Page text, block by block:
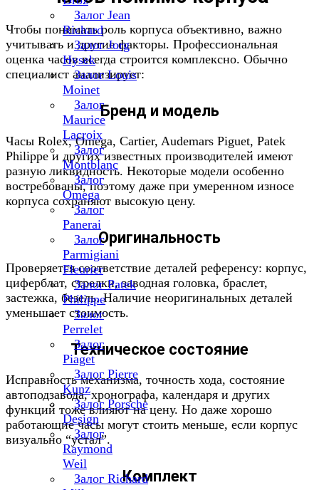
Залог Jean
Richard
Залог Jorg
Hysek
Залог Louis
Moinet
Залог
Maurice
Lacroix
Залог
Montblanc
Залог
Omega
Залог
Panerai
Залог
Parmigiani
Fleurier
Залог Patek
Philippe
Залог
Perrelet
Залог
Piaget
Залог Pierre
Kunz
Залог Porsche
Design
Залог
Raymond
Weil
Залог Richard
Чтобы понимать роль корпуса объективно, важно
учитывать и другие факторы. Профессиональная
оценка часов всегда строится комплексно. Обычно
специалист анализирует:
Бренд и модель
Часы Rolex, Omega, Cartier, Audemars Piguet, Patek
Philippe и других известных производителей имеют
разную ликвидность. Некоторые модели особенно
востребованы, поэтому даже при умеренном износе
корпуса сохраняют высокую цену.
Оригинальность
Проверяется соответствие деталей референсу: корпус,
циферблат, стрелки, заводная головка, браслет,
застежка, безель. Наличие неоригинальных деталей
уменьшает стоимость.
Техническое состояние
Исправность механизма, точность хода, состояние
автоподзавода, хронографа, календаря и других
функций тоже влияют на цену. Но даже хорошо
работающие часы могут стоить меньше, если корпус
визуально “устал”.
Комплект